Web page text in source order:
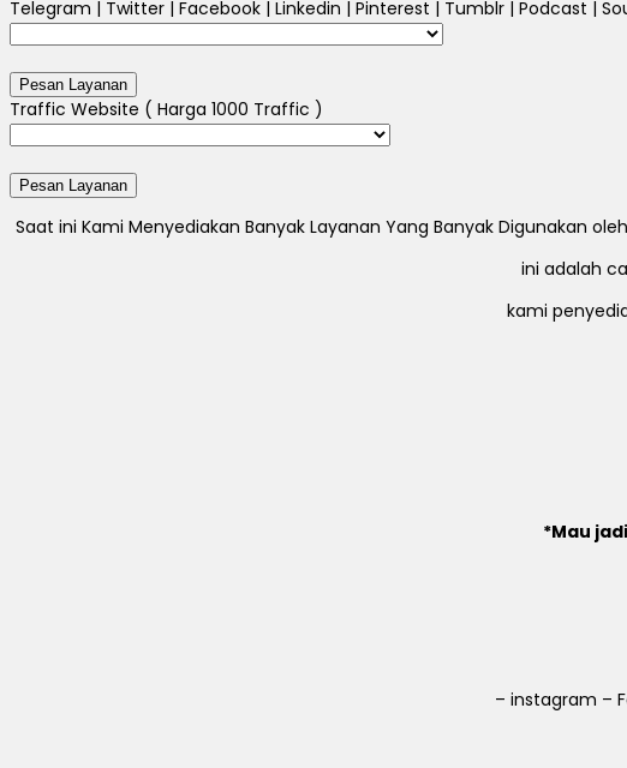
Telegram | Twitter | Facebook | Linkedin | Pinterest | Tumblr | Podcast |
Traffic Website ( Harga 1000 Traffic )
Saat ini Kami Menyediakan Banyak Layanan Yang Banyak Digunakan
ini adalah
kami
*Mau
– instagram –